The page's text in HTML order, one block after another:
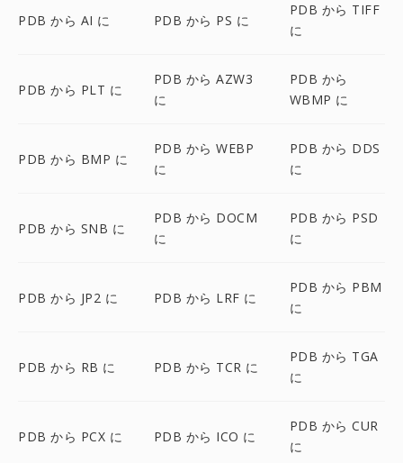
PDB から AI に PDB から PS に
PDB から TIFF
に
PDB から PLT に
PDB から AZW3
に
PDB から
WBMP に
PDB から BMP に
PDB から WEBP
に
PDB から DDS
に
PDB から SNB に
PDB から DOCM
に
PDB から PSD
に
PDB から JP2 に PDB から LRF に
PDB から PBM
に
PDB から RB に PDB から TCR に
PDB から TGA
に
PDB から PCX に PDB から ICO に
PDB から CUR
に